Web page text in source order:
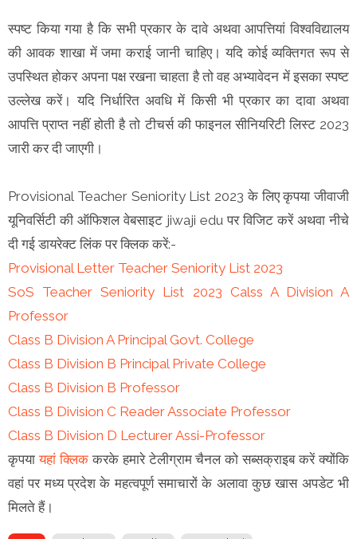
स्पष्ट किया गया है कि सभी प्रकार के दावे अथवा आपत्तियां विश्वविद्यालय
की आवक शाखा में जमा कराई जानी चाहिए। यदि कोई व्यक्तिगत रूप से
उपस्थित होकर अपना पक्ष रखना चाहता है तो वह अभ्यावेदन में इसका स्पष्ट
उल्लेख करें। यदि निर्धारित अवधि में किसी भी प्रकार का दावा अथवा
आपत्ति प्राप्त नहीं होती है तो टीचर्स की फाइनल सीनियरिटी लिस्ट 2023
जारी कर दी जाएगी।
Provisional Teacher Seniority List 2023 के लिए कृपया जीवाजी
यूनिवर्सिटी की ऑफिशल वेबसाइट jiwaji edu पर विजिट करें अथवा नीचे
दी गई डायरेक्ट लिंक पर क्लिक करें:-
Provisional Letter Teacher Seniority List 2023
SoS Teacher Seniority List 2023 Calss A Division A
Professor
Class B Division A Principal Govt. College
Class B Division B Principal Private College
Class B Division B Professor
Class B Division C Reader Associate Professor
Class B Division D Lecturer Assi-Professor
कृपयायहां क्लिककरके हमारे टेलीग्राम चैनल को सब्सक्राइब करें क्योंकि
वहां पर मध्य प्रदेश के महत्वपूर्ण समाचारों के अलावा कुछ खास अपडेट भी
मिलते हैं।